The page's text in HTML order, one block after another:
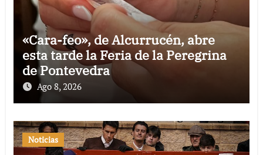
«Cara-feo», de Alcurrucén, abre
esta tarde la Feria de la Peregrina
de Pontevedra
Ago 8, 2026
Noticias